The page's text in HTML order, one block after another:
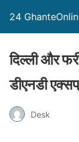
24
दिल्ली और
डीएनडी
Desk